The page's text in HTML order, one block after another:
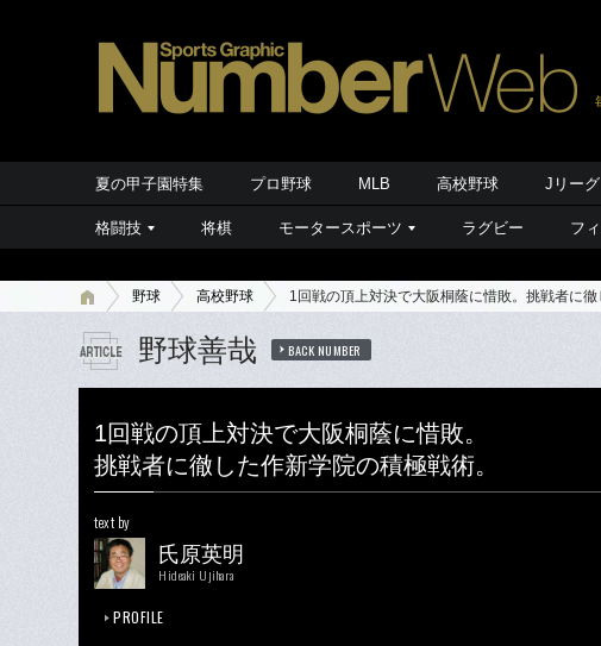
夏の甲子園特集 プロ野球 MLB 高校野球 Jリーグ
格闘技 将棋 モータースポーツ ラグビー フ
野球 高校野球 1回戦の頂上対決で大阪桐蔭に惜敗。挑戦者に徹
野球善哉 BACK NUMBER
1回戦の頂上対決で大阪桐蔭に惜敗。
挑戦者に徹した作新学院の積極戦術。
text by
氏原英明
Hideaki Ujihara
PROFILE